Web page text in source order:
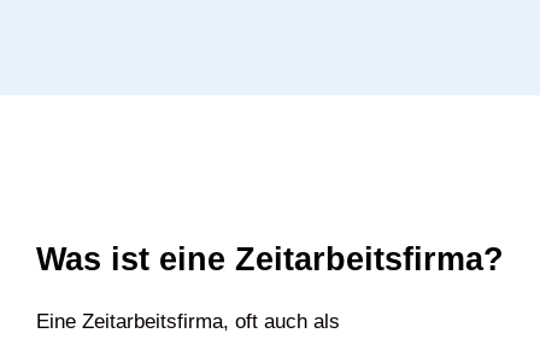
Was ist eine Zeitarbeitsfirma?
Eine Zeitarbeitsfirma, oft auch als